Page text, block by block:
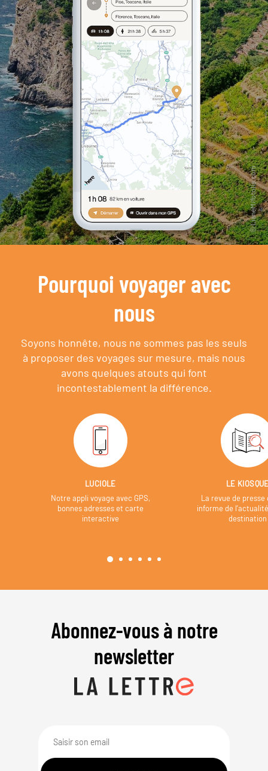
Pourquoi voyager avec
nous
Soyons honnête, nous ne sommes pas les seuls
à proposer des voyages sur mesure, mais nous
avons quelques atouts qui font
incontestablement la différence.
LUCIOLE
Notre appli voyage avec GPS,
bonnes adresses et carte
interactive
LE
La revue de presse
informe de
destination
Abonnez-vous à notre
newsletter